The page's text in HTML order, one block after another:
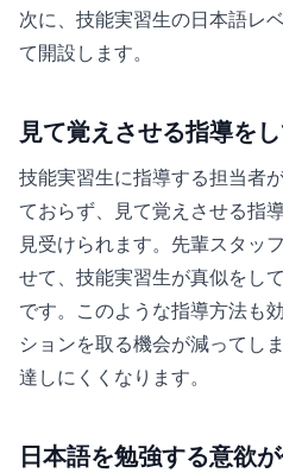
次に、技能実習生の日本語レ
て開設します。
見て覚えさせる指導を
技能実習生に指導する担当者
ておらず、見て覚えさせる指
見受けられます。先輩スタッ
せて、技能実習生が真似をし
です。このような指導方法も
ションを取る機会が減ってし
達しにくくなります。
日本語を勉強する意欲